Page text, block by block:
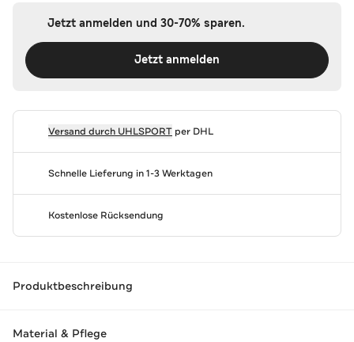
Jetzt anmelden und 30-70% sparen.
Jetzt anmelden
Versand durch UHLSPORTper DHL
Schnelle Lieferung in 1-3 Werktagen
Kostenlose Rücksendung
Produktbeschreibung
Material & Pflege